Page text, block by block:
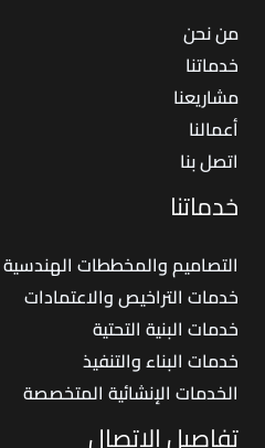
من نحن
خدماتنا
مشاريعنا
أعمالنا
اتصل بنا
خدماتنا
التصاميم والمخططات الهندسية
خدمات التراخيص والاعتمادات
خدمات البنية التحتية
خدمات البناء والتنفيذ
الخدمات الإنشائية المتخصصة
تفاصيل الاتصال